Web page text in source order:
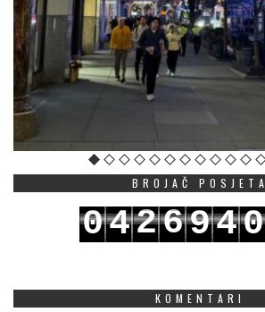
BROJAČ POSJETA
0426940
KOMENTARI